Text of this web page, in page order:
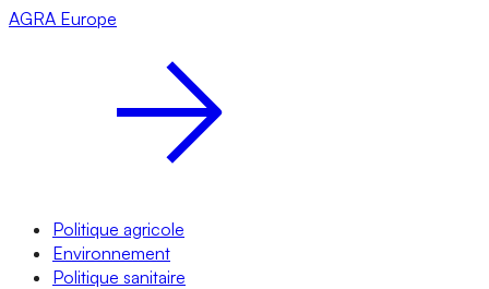
AGRA Europe
Politique agricole
Environnement
Politique sanitaire